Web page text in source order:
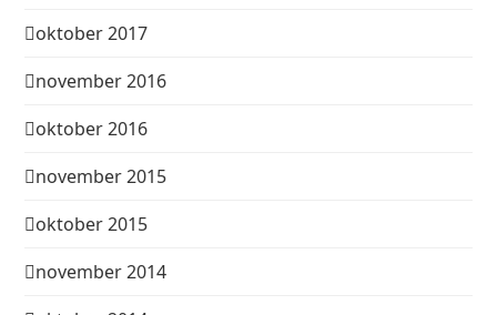
oktober 2017
november 2016
oktober 2016
november 2015
oktober 2015
november 2014